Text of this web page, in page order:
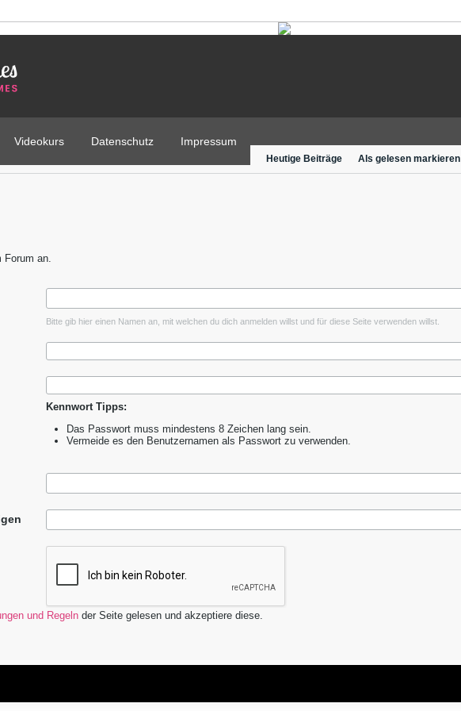
Videokurs Datenschutz Impressum
Heutige Beiträge Als gelesen markieren
Forum an.
Bitte gib hier einen Namen an, mit welchen du dich anmelden willst und für diese Seite verwenden willst.
Kennwort Tipps:
Das Passwort muss mindestens 8 Zeichen lang sein.
Vermeide es den Benutzernamen als Passwort zu verwenden.
und Regeln der Seite gelesen und akzeptiere diese.